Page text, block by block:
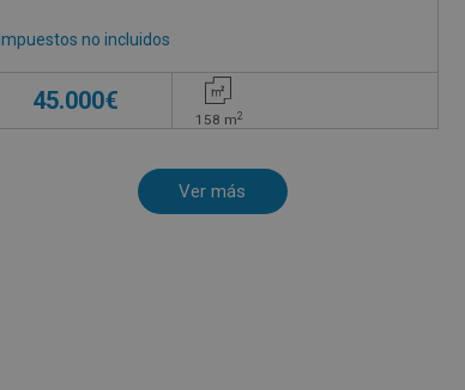
Impuestos no incluidos
45.000€
158 m2